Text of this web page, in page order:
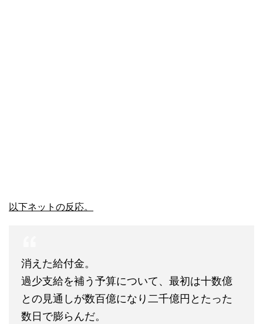
以下ネットの反応。
消えた給付金。
過少支給を補う予算について、最初は十数億
との見通しが数百億になり二千億円とたった
数日で膨らんだ。